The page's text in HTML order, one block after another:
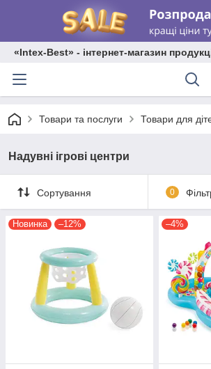
«Intex-Best» - інтернет-магазин
Товари та послуги Товари для
Надувні ігрові центри
Сортування 0
Новинка –12% –4%